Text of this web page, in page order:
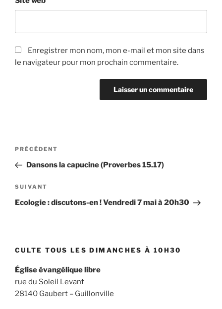
Enregistrer mon nom, mon e-mail et mon site dans
le navigateur pour mon prochain commentaire.
Navigation
l’article
Article
précédent
PRÉCÉDENT
Dansons la capucine (Proverbes 15.17)
Article
suivant
SUIVANT
Ecologie : discutons-en ! Vendredi 7 mai à 20h30
CULTE TOUS LES DIMANCHES À 10H30
Église évangélique libre
rue du Soleil Levant
28140 Gaubert – Guillonville